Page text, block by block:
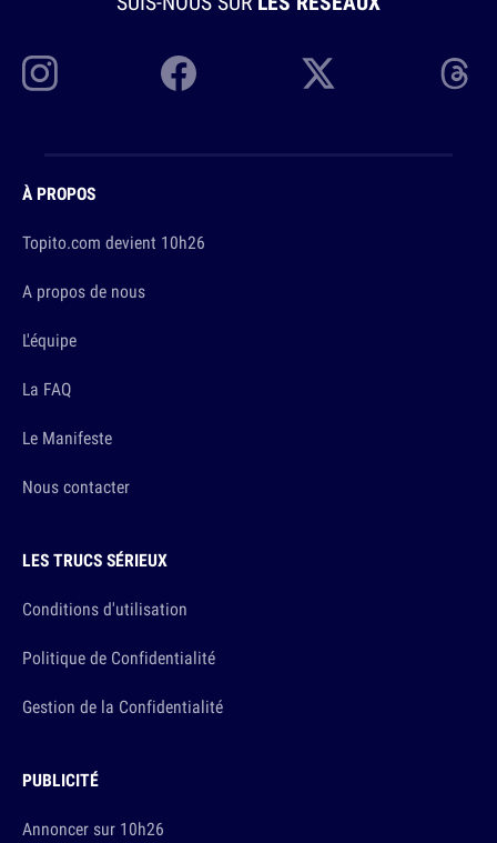
À PROPOS
Topito.com devient 10h26
A propos de nous
L'équipe
La FAQ
Le Manifeste
Nous contacter
LES TRUCS SÉRIEUX
Conditions d'utilisation
Politique de Confidentialité
Gestion de la Confidentialité
PUBLICITÉ
Annoncer sur 10h26